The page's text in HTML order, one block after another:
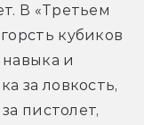
В «Третьем
кубиков
и
за ловкость,
пистолет,